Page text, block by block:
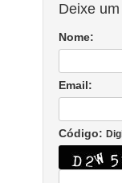
Deixe
Nome:
Email:
Código: